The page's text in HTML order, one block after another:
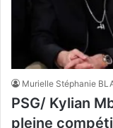
Murielle Stéphanie
PSG/ Kylian
pleine